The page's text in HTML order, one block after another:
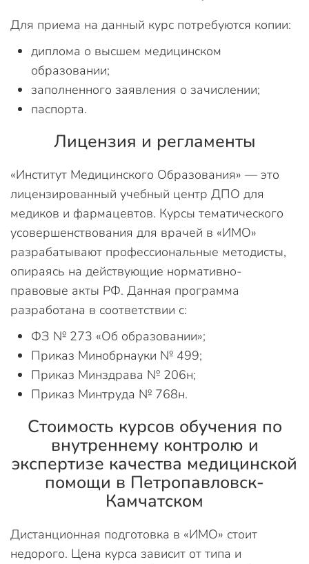
Для приема на данный курс потребуются копии:
диплома о высшем медицинском
образовании;
заполненного заявления о зачислении;
паспорта.
Лицензия и регламенты
«Институт Медицинского Образования» — это
лицензированный учебный центр ДПО для
медиков и фармацевтов. Курсы тематического
усовершенствования для врачей в «ИМО»
разрабатывают профессиональные методисты,
опираясь на действующие нормативно-
правовые акты РФ. Данная программа
разработана в соответствии с:
ФЗ № 273 «Об образовании»;
Приказ Минобрнауки № 499;
Приказ Минздрава № 206н;
Приказ Минтруда № 768н.
Стоимость курсов обучения по
внутреннему контролю и
экспертизе качества медицинской
помощи в Петропавловск-
Камчатском
Дистанционная подготовка в «ИМО» стоит
недорого. Цена курса зависит от типа и